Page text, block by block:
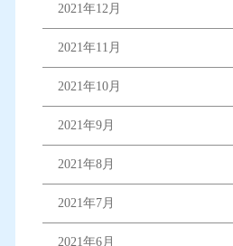
2021年12月
2021年11月
2021年10月
2021年9月
2021年8月
2021年7月
2021年6月